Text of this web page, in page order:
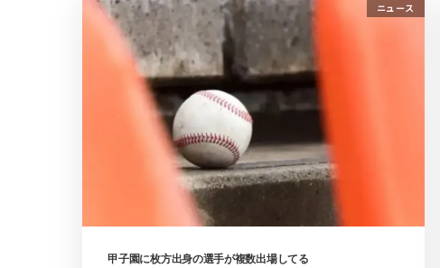
ニュース
甲子園に枚方出身の選手が複数出場してる